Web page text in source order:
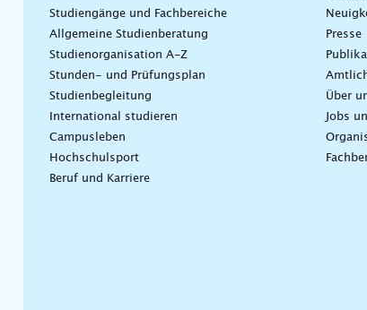
Studiengänge und Fachbereiche
Allgemeine Studienberatung
Studienorganisation A-Z
Stunden- und Prüfungsplan
Studienbegleitung
International studieren
Campusleben
Hochschulsport
Beruf und Karriere
Presse
Über
Jobs